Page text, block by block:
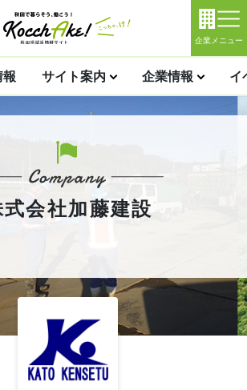
企業メニュー
サイト案内 企業情報 イ
式会社加藤建設